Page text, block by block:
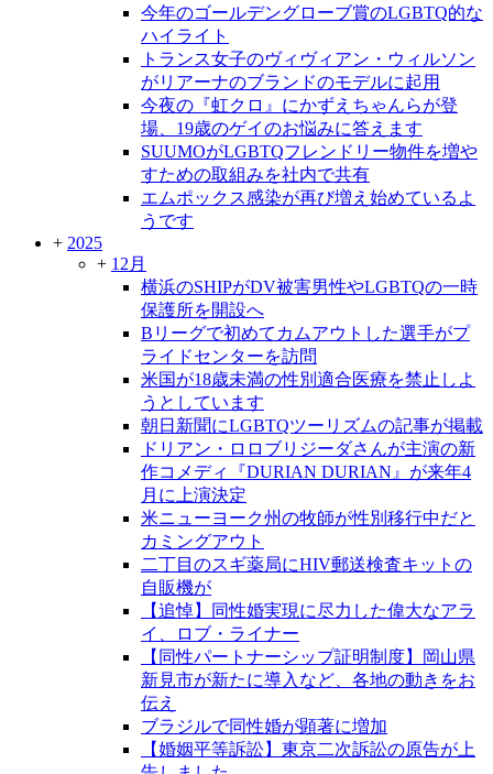
今年のゴールデングローブ賞のLGBTQ的な
ハイライト
トランス女子のヴィヴィアン・ウィルソン
がリアーナのブランドのモデルに起用
今夜の『虹クロ』にかずえちゃんらが登
場、19歳のゲイのお悩みに答えます
SUUMOがLGBTQフレンドリー物件を増や
すための取組みを社内で共有
エムポックス感染が再び増え始めているよ
うです
+ 2025
+ 12月
横浜のSHIPがDV被害男性やLGBTQの一時
保護所を開設へ
Bリーグで初めてカムアウトした選手がプ
ライドセンターを訪問
米国が18歳未満の性別適合医療を禁止しよ
うとしています
朝日新聞にLGBTQツーリズムの記事が掲載
ドリアン・ロロブリジーダさんが主演の新
作コメディ『DURIAN DURIAN』が来年4
月に上演決定
米ニューヨーク州の牧師が性別移行中だと
カミングアウト
二丁目のスギ薬局にHIV郵送検査キットの
自販機が
【追悼】同性婚実現に尽力した偉大なアラ
イ、ロブ・ライナー
【同性パートナーシップ証明制度】岡山県
新見市が新たに導入など、各地の動きをお
伝え
ブラジルで同性婚が顕著に増加
【婚姻平等訴訟】東京二次訴訟の原告が上